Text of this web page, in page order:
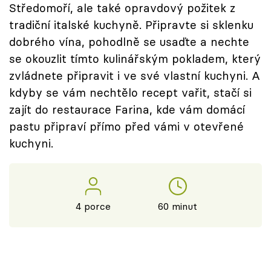
Středomoří, ale také opravdový požitek z
tradiční italské kuchyně. Připravte si sklenku
dobrého vína, pohodlně se usaďte a nechte
se okouzlit tímto kulinářským pokladem, který
zvládnete připravit i ve své vlastní kuchyni. A
kdyby se vám nechtělo recept vařit, stačí si
zajít do restaurace Farina, kde vám domácí
pastu připraví přímo před vámi v otevřené
kuchyni.
4 porce 60 minut